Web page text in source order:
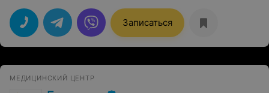
Записаться